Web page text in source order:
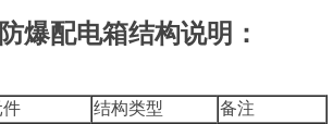
爆配电箱结构说明：
件 结构类型 备注